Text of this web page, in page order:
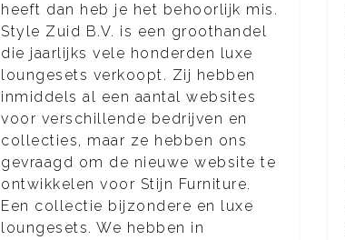
heeft dan heb je het behoorlijk mis.
Style Zuid B.V. is een groothandel
die jaarlijks vele honderden luxe
loungesets verkoopt. Zij hebben
inmiddels al een aantal websites
voor verschillende bedrijven en
collecties, maar ze hebben ons
gevraagd om de nieuwe website te
ontwikkelen voor Stijn Furniture.
Een collectie bijzondere en luxe
loungesets. We hebben in